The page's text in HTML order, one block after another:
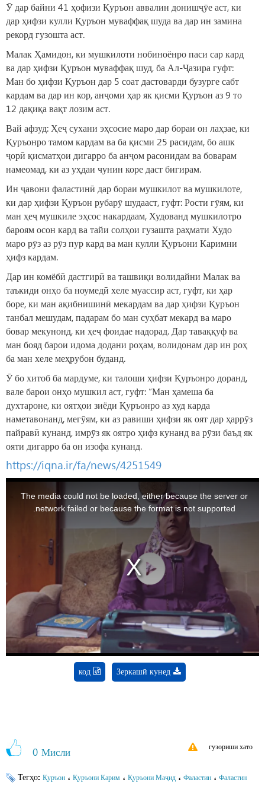
Ӯ дар байни 41 ҳофизи Қуръон аввалин донишҷӯе аст, ки
дар ҳифзи кулли Қуръон муваффақ шуда ва дар ин замина
рекорд гузошта аст.
Малак Ҳамидон, ки мушкилоти нобиноёнро паси сар кард
ва дар ҳифзи Қуръон муваффақ шуд, ба Ал-Ҷазира гуфт:
Ман бо ҳифзи Қуръон дар 5 соат дастоварди бузурге сабт
кардам ва дар ин кор, анҷоми ҳар як қисми Қуръон аз 9 то
12 дақиқа вақт лозим аст.
Вай афзуд: Ҳеҷ сухани эҳсосие маро дар бораи он лаҳзае, ки
Қуръонро тамом кардам ва ба қисми 25 расидам, бо ашк
ҷорӣ қисматҳои дигарро ба анҷом расонидам ва боварам
намеомад, ки аз уҳдаи чунин коре даст бигирам.
Ин ҷавони фаластинӣ дар бораи мушкилот ва мушкилоте,
ки дар ҳифзи Қуръон рубарӯ шудааст, гуфт: Рости гӯям, ки
ман ҳеҷ мушкиле эҳсос накардаам, Худованд мушкилотро
бароям осон кард ва тайи солҳои гузашта раҳмати Худо
маро рӯз аз рӯз пур кард ва ман кулли Қуръони Каримни
ҳифз кардам.
Дар ин комёбӣ дастгирӣ ва ташвиқи волидайни Малак ва
таъкиди онҳо ба ноумедӣ хеле муассир аст, гуфт, ки ҳар
боре, ки ман ақибнишинӣ мекардам ва дар ҳифзи Қуръон
танбал мешудам, падарам бо ман суҳбат мекард ва маро
бовар мекунонд, ки ҳеҷ фоидае надорад. Дар таваққуф ва
ман бояд барои идома додани роҳам, волидонам дар ин роҳ
ба ман хеле меҳрубон буданд.
Ӯ бо хитоб ба мардуме, ки талоши ҳифзи Қуръонро доранд,
вале барои онҳо мушкил аст, гуфт: “Ман ҳамеша ба
духтароне, ки оятҳои зиёди Қуръонро аз худ карда
наметавонанд, мегӯям, ки аз равиши ҳифзи як оят дар ҳаррӯз
пайравӣ кунанд, имрӯз як оятро ҳифз кунанд ва рӯзи баъд як
ояти дигарро ба он изофа кунанд.
https://iqna.ir/fa/news/4251549
This
The media could not be loaded, either because the server or
network failed or because the format is not supported.
код Зеркашӣ кунед
0 Мисли гузориши хато
Тегҳо: Қуръон ، Қуръони Карим ، Қуръони Маҷид ، Фаластин ، Фаластин